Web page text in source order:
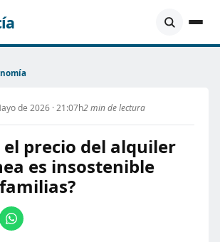
de 2026 · 21:07h2 min de lectura
el precio del alquiler
es insostenible